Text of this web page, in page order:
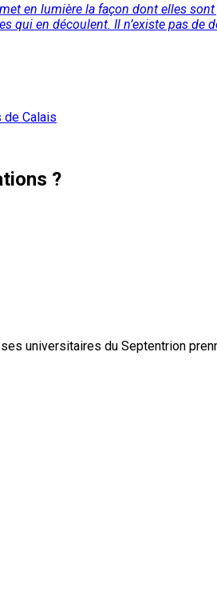
en lumière la façon dont elles
qui en découlent. Il n’existe pas de
Calais
?
universitaires du Septentrion